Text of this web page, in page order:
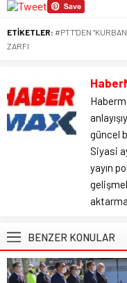
ETİKETLER: #PTT'DEN
ZARFI
güncel
Siyasi
yayın
BENZER KONULAR